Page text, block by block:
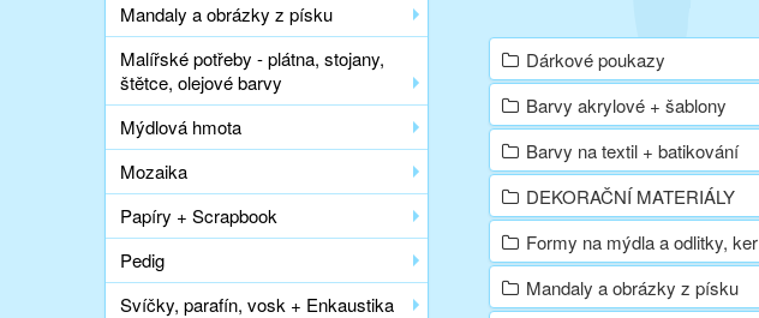
Mandaly a obrázky z písku
Malířské potřeby - plátna, stojany,
štětce, olejové barvy
Mýdlová hmota
Mozaika
Papíry + Scrapbook
Pedig
Svíčky, parafín, vosk + Enkaustika
Dárkové poukazy
Barvy akrylové + šablony
Barvy na textil + batikování
DEKORAČNÍ MATERIÁLY
Formy na mýdla a odlitky, keramické prášky a hmoty
Mandaly a obrázky z písku